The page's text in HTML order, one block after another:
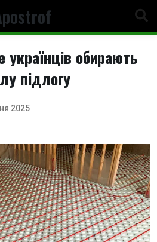
обирають
підлогу
2025